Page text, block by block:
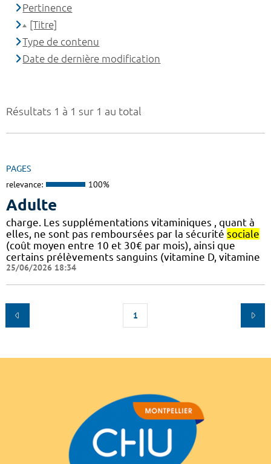
Résultats 1 à 1 sur 1 au total
PAGES
relevance: 100%
Adulte
charge. Les supplémentations vitaminiques , quant à
elles, ne sont pas remboursées par la sécurité sociale
(coût moyen entre 10 et 30€ par mois), ainsi que
certains prélèvements sanguins (vitamine D, vitamine
25/06/2026 18:34
1
Pertinence
[Titre]
Type de contenu
Date de dernière modification